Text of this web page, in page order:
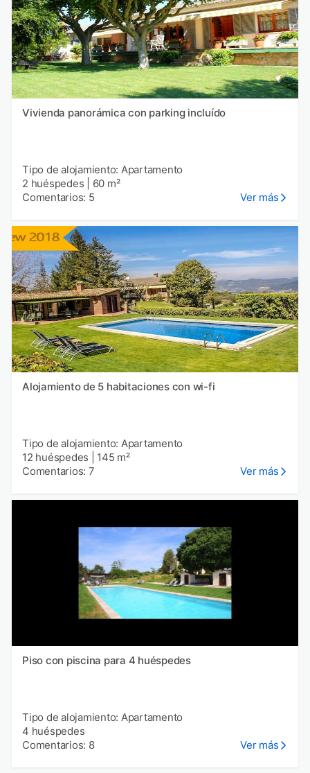
Vivienda panorámica con parking incluído
Tipo de alojamiento: Apartamento
2 huéspedes
60 m²
Comentarios: 5
Ver más
Alojamiento de 5 habitaciones con wi-fi
Tipo de alojamiento: Apartamento
12 huéspedes
145 m²
Comentarios: 7
Ver más
Piso con piscina para 4 huéspedes
Tipo de alojamiento: Apartamento
4 huéspedes
Comentarios: 8
Ver más